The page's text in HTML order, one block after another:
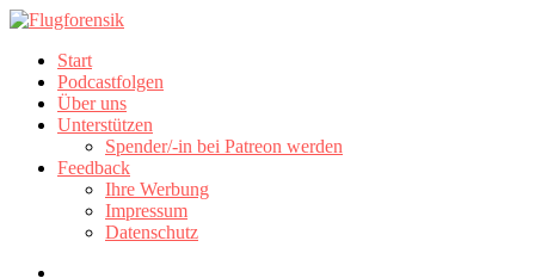
Start
Podcastfolgen
Über uns
Unterstützen
Spender/-in bei Patreon werden
Feedback
Ihre Werbung
Impressum
Datenschutz